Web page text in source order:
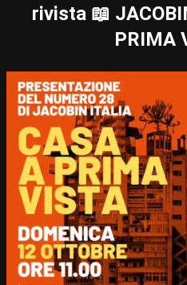
rivista 📖
PRIMA